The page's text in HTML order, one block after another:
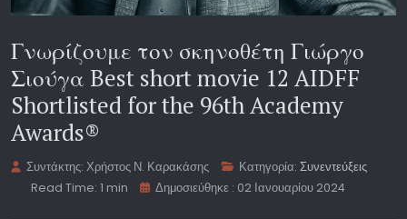
Γνωρίζουμε τον σκηνοθέτη Γιώργο
Σιούγα Best short movie 12 AIDFF
Shortlisted for the 96th Academy
Awards®
Συντάκτης:Χρήστος Ν. Καρακάσης Κατηγορία:Συνεντεύξεις
Read Time: 1 min
Δημοσιεύθηκε : 02 Ιανουαρίου 2024